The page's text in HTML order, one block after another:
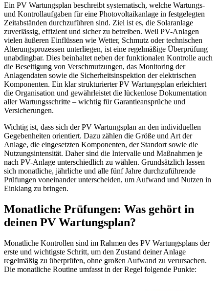
Ein PV Wartungsplan beschreibt systematisch, welche Wartungs-
und Kontrollaufgaben für eine Photovoltaikanlage in festgelegten
Zeitabständen durchzuführen sind. Ziel ist es, die Solaranlage
zuverlässig, effizient und sicher zu betreiben. Weil PV-Anlagen
vielen äußeren Einflüssen wie Wetter, Schmutz oder technischen
Alterungsprozessen unterliegen, ist eine regelmäßige Überprüfung
unabdingbar. Dies beinhaltet neben der funktionalen Kontrolle auch
die Beseitigung von Verschmutzungen, das Monitoring der
Anlagendaten sowie die Sicherheitsinspektion der elektrischen
Komponenten. Ein klar strukturierter PV Wartungsplan erleichtert
die Organisation und gewährleistet die lückenlose Dokumentation
aller Wartungsschritte – wichtig für Garantieansprüche und
Versicherungen.
Wichtig ist, dass sich der PV Wartungsplan an den individuellen
Gegebenheiten orientiert. Dazu zählen die Größe und Art der
Anlage, die eingesetzten Komponenten, der Standort sowie die
Nutzungsintensität. Daher sind die Intervalle und Maßnahmen je
nach PV-Anlage unterschiedlich zu wählen. Grundsätzlich lassen
sich monatliche, jährliche und alle fünf Jahre durchzuführende
Prüfungen voneinander unterscheiden, um Aufwand und Nutzen in
Einklang zu bringen.
Monatliche Prüfungen: Was gehört in
deinen PV Wartungsplan?
Monatliche Kontrollen sind im Rahmen des PV Wartungsplans der
erste und wichtigste Schritt, um den Zustand deiner Anlage
regelmäßig zu überprüfen, ohne großen Aufwand zu verursachen.
Die monatliche Routine umfasst in der Regel folgende Punkte: